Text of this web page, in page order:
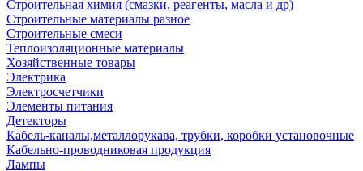
Строительная химия (смазки, реагенты, масла и др)
Строительные материалы разное
Строительные смеси
Теплоизоляционные материалы
Хозяйственные товары
Электрика
Электросчетчики
Элементы питания
Детекторы
Кабель-каналы,металлорукава, трубки, коробки установочные
Кабельно-проводниковая продукция
Лампы